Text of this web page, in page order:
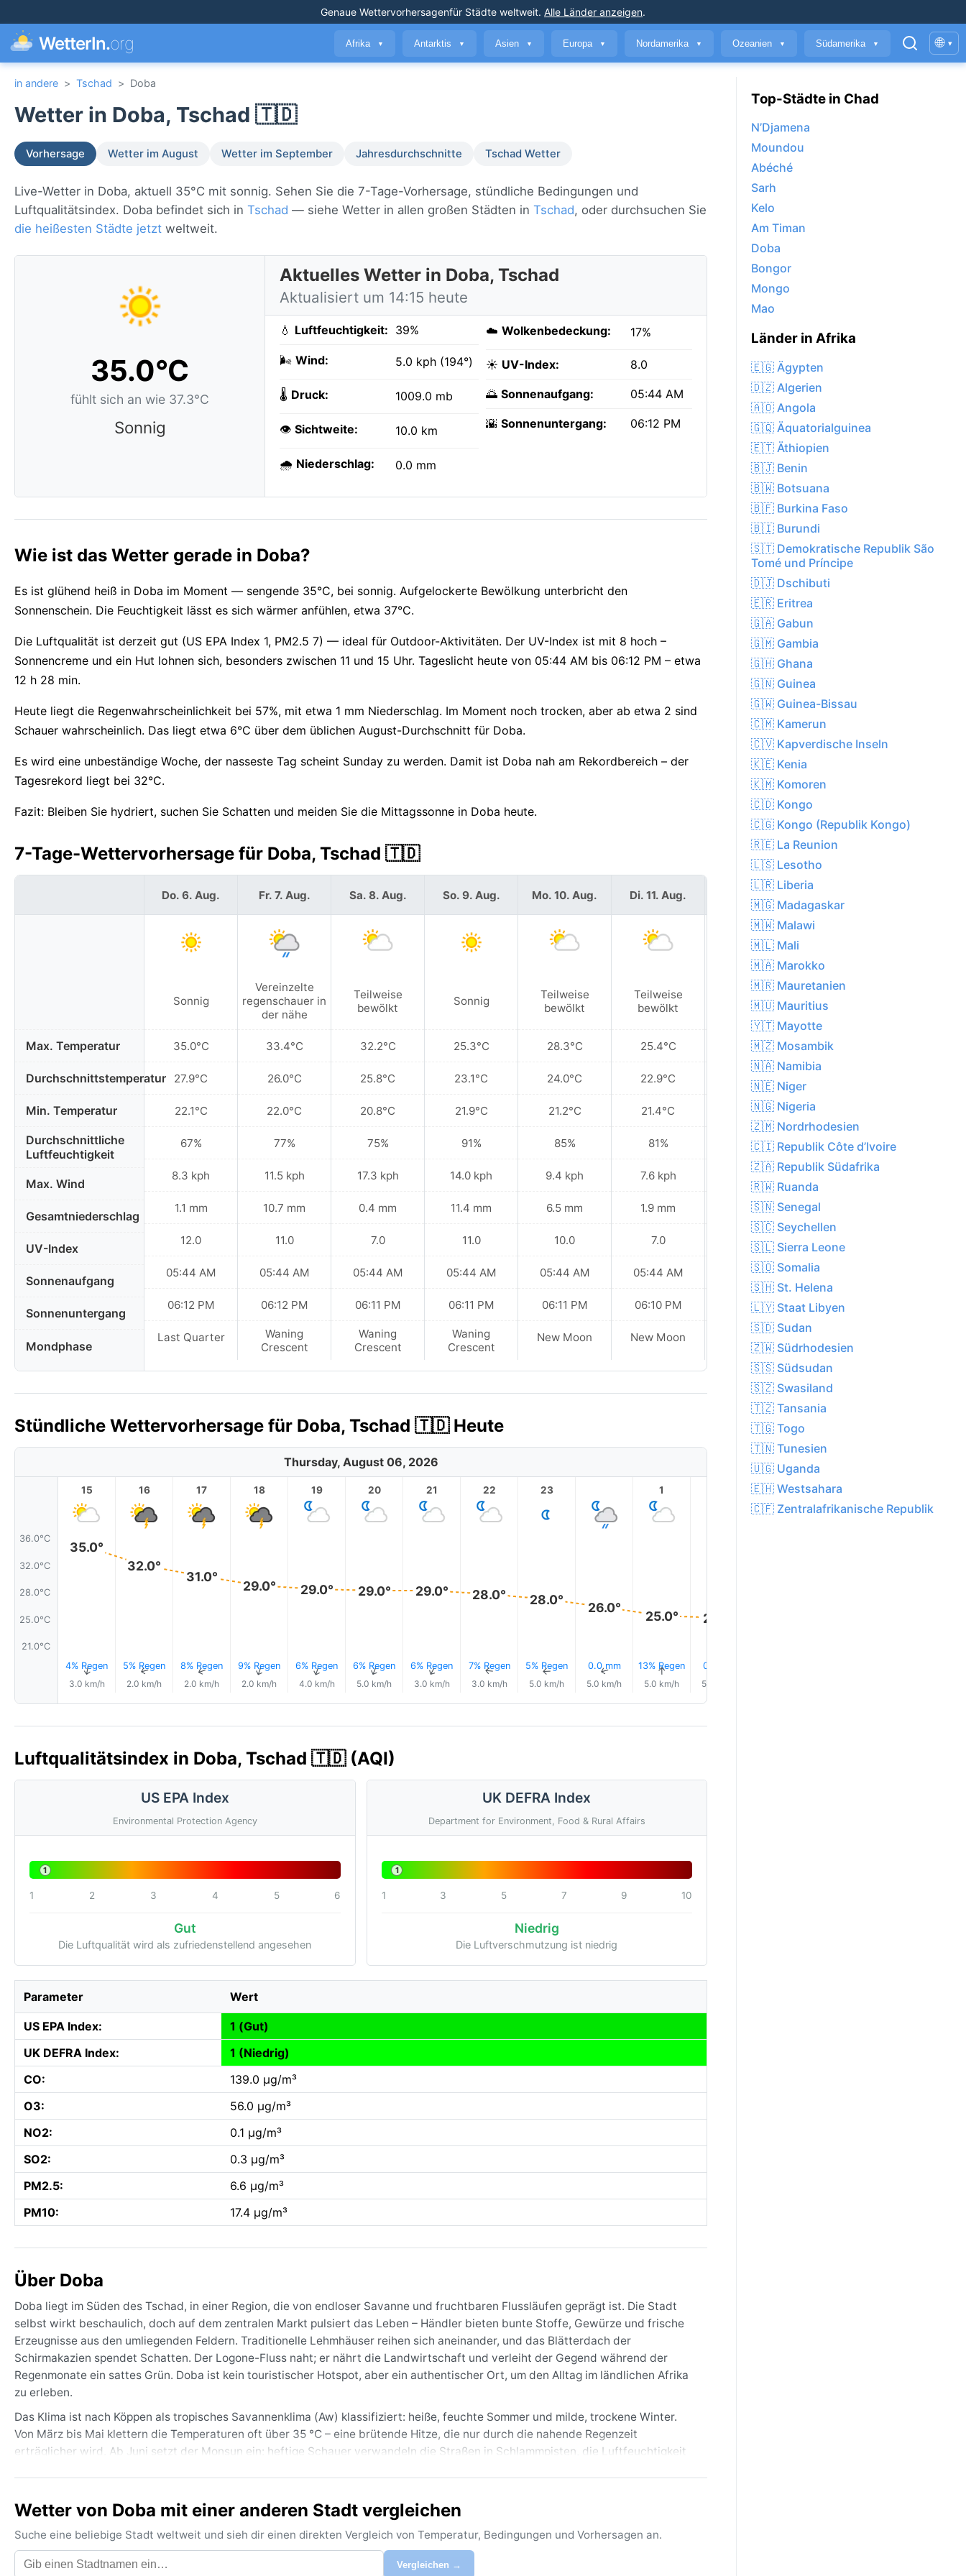
Genaue Wettervorhersagenfür Städte weltweit. Alle Länder anzeigen.
WetterIn.org Afrika ▼ Antarktis ▼ Asien ▼ Europa ▼ Nordamerika ▼ Ozeanien ▼ Südamerika ▼ 🌐 ▾
in andere > Tschad > Doba
Wetter in Doba, Tschad 🇹🇩
Vorhersage Wetter im August Wetter im September Jahresdurchschnitte Tschad Wetter
Live-Wetter in Doba, aktuell 35°C mit sonnig. Sehen Sie die 7-Tage-Vorhersage, stündliche Bedingungen und
Luftqualitätsindex. Doba befindet sich in Tschad — siehe Wetter in allen großen Städten in Tschad, oder durchsuchen Sie
die heißesten Städte jetzt weltweit.
35.0°C
fühlt sich an wie 37.3°C
Sonnig
Aktuelles Wetter in Doba, Tschad
Aktualisiert um 14:15 heute
💧 Luftfeuchtigkeit: 39%
🌬️ Wind: 5.0 kph (194°)
🌡️ Druck: 1009.0 mb
👁️ Sichtweite: 10.0 km
🌧️ Niederschlag: 0.0 mm
☁️ Wolkenbedeckung: 17%
☀️ UV-Index: 8.0
🌅 Sonnenaufgang: 05:44 AM
🌇 Sonnenuntergang: 06:12 PM
Wie ist das Wetter gerade in Doba?
Es ist glühend heiß in Doba im Moment — sengende 35°C, bei sonnig. Aufgelockerte Bewölkung unterbricht den
Sonnenschein. Die Feuchtigkeit lässt es sich wärmer anfühlen, etwa 37°C.
Die Luftqualität ist derzeit gut (US EPA Index 1, PM2.5 7) — ideal für Outdoor-Aktivitäten. Der UV-Index ist mit 8 hoch –
Sonnencreme und ein Hut lohnen sich, besonders zwischen 11 und 15 Uhr. Tageslicht heute von 05:44 AM bis 06:12 PM – etwa
12 h 28 min.
Heute liegt die Regenwahrscheinlichkeit bei 57%, mit etwa 1 mm Niederschlag. Im Moment noch trocken, aber ab etwa 2 sind
Schauer wahrscheinlich. Das liegt etwa 6°C über dem üblichen August-Durchschnitt für Doba.
Es wird eine unbeständige Woche, der nasseste Tag scheint Sunday zu werden. Damit ist Doba nah am Rekordbereich – der
Tagesrekord liegt bei 32°C.
Fazit: Bleiben Sie hydriert, suchen Sie Schatten und meiden Sie die Mittagssonne in Doba heute.
7-Tage-Wettervorhersage für Doba, Tschad 🇹🇩
Max. Temperatur
Durchschnittstemperatur
Min. Temperatur
Durchschnittliche
Luftfeuchtigkeit
Max. Wind
Gesamtniederschlag
UV-Index
Sonnenaufgang
Sonnenuntergang
Mondphase
Do. 6. Aug.
Sonnig
35.0°C
27.9°C
22.1°C
67%
8.3 kph
1.1 mm
12.0
05:44 AM
06:12 PM
Last Quarter
Fr. 7. Aug.
Vereinzelte
regenschauer in
der nähe
33.4°C
26.0°C
22.0°C
77%
11.5 kph
10.7 mm
11.0
05:44 AM
06:12 PM
Waning
Crescent
Sa. 8. Aug.
Teilweise
bewölkt
32.2°C
25.8°C
20.8°C
75%
17.3 kph
0.4 mm
7.0
05:44 AM
06:11 PM
Waning
Crescent
So. 9. Aug.
Sonnig
25.3°C
23.1°C
21.9°C
91%
14.0 kph
11.4 mm
11.0
05:44 AM
06:11 PM
Waning
Crescent
Mo. 10. Aug.
Teilweise
bewölkt
28.3°C
24.0°C
21.2°C
85%
9.4 kph
6.5 mm
10.0
05:44 AM
06:11 PM
New Moon
Di. 11. Aug.
Teilweise
bewölkt
25.4°C
22.9°C
21.4°C
81%
7.6 kph
1.9 mm
7.0
05:44 AM
06:10 PM
New Moon
Mi. 12. Aug.
Teilweise
bewölkt
27.1°C
23.4°C
20.9°C
86%
6.5 kph
1.4 mm
7.0
05:44 AM
06:10 PM
New Moon
Stündliche Wettervorhersage für Doba, Tschad 🇹🇩 Heute
Thursday, August 06, 2026
36.0°C
32.0°C
28.0°C
25.0°C
21.0°C
15
35.0°
4% Regen
↑
3.0 km/h
16
32.0°
5% Regen
↑
2.0 km/h
17
31.0°
8% Regen
↑
2.0 km/h
18
29.0°
9% Regen
↑
2.0 km/h
19
29.0°
6% Regen
↑
4.0 km/h
20
29.0°
6% Regen
↑
5.0 km/h
21
29.0°
6% Regen
↑
3.0 km/h
22
28.0°
7% Regen
↑
3.0 km/h
23
28.0°
5% Regen
↑
5.0 km/h
26.0°
0.0 mm
↑
5.0 km/h
1
25.0°
13% Regen
↑
5.0 km/h
25.0°
0.6 mm
5.0 km/h
3 4
Luftqualitätsindex in Doba, Tschad 🇹🇩 (AQI)
US EPA Index
Environmental Protection Agency
1
1 2 3 4 5 6
Gut
Die Luftqualität wird als zufriedenstellend angesehen
UK DEFRA Index
Department for Environment, Food & Rural Affairs
1
1 3 5 7 9 10
Niedrig
Die Luftverschmutzung ist niedrig
Parameter Wert
US EPA Index:
1 (Gut)
UK DEFRA Index:
1 (Niedrig)
CO:
139.0 µg/m³
O3:
56.0 µg/m³
NO2:
0.1 µg/m³
SO2:
0.3 µg/m³
PM2.5:
6.6 µg/m³
PM10:
17.4 µg/m³
Über Doba
Doba liegt im Süden des Tschad, in einer Region, die von endloser Savanne und fruchtbaren Flussläufen geprägt ist. Die Stadt
selbst wirkt beschaulich, doch auf dem zentralen Markt pulsiert das Leben – Händler bieten bunte Stoffe, Gewürze und frische
Erzeugnisse aus den umliegenden Feldern. Traditionelle Lehmhäuser reihen sich aneinander, und das Blätterdach der
Schirmakazien spendet Schatten. Der Logone-Fluss naht; er nährt die Landwirtschaft und verleiht der Gegend während der
Regenmonate ein sattes Grün. Doba ist kein touristischer Hotspot, aber ein authentischer Ort, um den Alltag im ländlichen Afrika
zu erleben.
Das Klima ist nach Köppen als tropisches Savannenklima (Aw) klassifiziert: heiße, feuchte Sommer und milde, trockene Winter.
Von März bis Mai klettern die Temperaturen oft über 35 °C – eine brütende Hitze, die nur durch die nahende Regenzeit
erträglicher wird. Ab Juni setzt der Monsun ein: heftige Schauer verwandeln die Straßen in Schlammpisten, die Luftfeuchtigkeit
wasserdichte Jacke sowie festes Schuhwerk ein.
Die ideale Reisezeit für Doba ist die kühle, trockene Phase von November bis Februar – dann lässt sich die Region ohne
drückende Hitze erkunden. Ein besonderes Wetterphänomen ist der Harmattan, ein trockener Saharawind, der zwischen
Dezember und Februar feinen roten Staub über die Savanne treibt und die Sicht manchmal eintrübt. In der Regenzeit hingegen
Wetter von Doba mit einer anderen Stadt vergleichen
Suche eine beliebige Stadt weltweit und sieh dir einen direkten Vergleich von Temperatur, Bedingungen und Vorhersagen an.
Vergleichen →
Top-Städte in Chad
N’Djamena
Moundou
Abéché
Sarh
Kelo
Am Timan
Doba
Bongor
Mongo
Mao
Länder in Afrika
🇪🇬 Ägypten
🇩🇿 Algerien
🇦🇴 Angola
🇬🇶 Äquatorialguinea
🇪🇹 Äthiopien
🇧🇯 Benin
🇧🇼 Botsuana
🇧🇫 Burkina Faso
🇧🇮 Burundi
🇸🇹 Demokratische Republik São
Tomé und Príncipe
🇩🇯 Dschibuti
🇪🇷 Eritrea
🇬🇦 Gabun
🇬🇲 Gambia
🇬🇭 Ghana
🇬🇳 Guinea
🇬🇼 Guinea-Bissau
🇨🇲 Kamerun
🇨🇻 Kapverdische Inseln
🇰🇪 Kenia
🇰🇲 Komoren
🇨🇩 Kongo
🇨🇬 Kongo (Republik Kongo)
🇷🇪 La Reunion
🇱🇸 Lesotho
🇱🇷 Liberia
🇲🇬 Madagaskar
🇲🇼 Malawi
🇲🇱 Mali
🇲🇦 Marokko
🇲🇷 Mauretanien
🇲🇺 Mauritius
🇾🇹 Mayotte
🇲🇿 Mosambik
🇳🇦 Namibia
🇳🇪 Niger
🇳🇬 Nigeria
🇿🇲 Nordrhodesien
🇨🇮 Republik Côte d’Ivoire
🇿🇦 Republik Südafrika
🇷🇼 Ruanda
🇸🇳 Senegal
🇸🇨 Seychellen
🇸🇱 Sierra Leone
🇸🇴 Somalia
🇸🇭 St. Helena
🇱🇾 Staat Libyen
🇸🇩 Sudan
🇿🇼 Südrhodesien
🇸🇸 Südsudan
🇸🇿 Swasiland
🇹🇿 Tansania
🇹🇬 Togo
🇹🇳 Tunesien
🇺🇬 Uganda
🇪🇭 Westsahara
🇨🇫 Zentralafrikanische Republik